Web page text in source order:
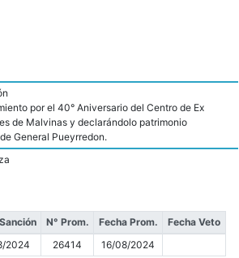
por el 40° Aniversario del Centro de Ex
de Malvinas y declarándolo patrimonio
General Pueyrredon.
N° Prom. Fecha Prom.
Fecha Veto
2024 26414 16/08/2024